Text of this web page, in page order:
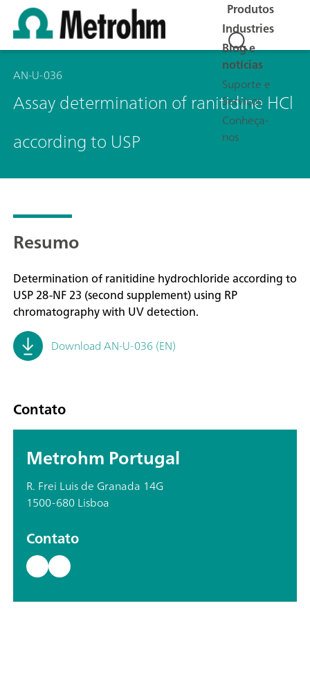
Produtos
Industries
Blog e
notícias
Suporte e
Serviços
Conheça-
nos
AN-U-036
Assay determination of ranitidine HCl
according to USP
Resumo
Determination of ranitidine hydrochloride according to
USP 28-NF 23 (second supplement) using RP
chromatography with UV detection.
Download AN-U-036 (EN)
Contato
Metrohm Portugal
R. Frei Luis de Granada 14G
1500-680 Lisboa
Contato